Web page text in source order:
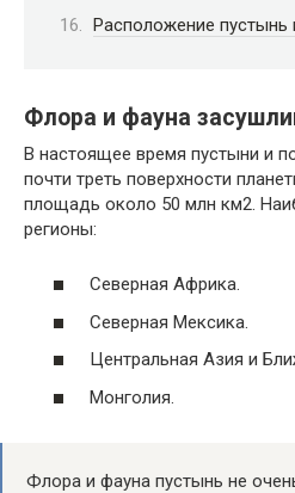
Расположение пустынь
Флора и фауна
В настоящее время пустыни и
почти треть поверхности
площадь около 50 млн км2.
регионы:
Северная Африка.
Северная Мексика.
Центральная Азия и
Монголия.
Флора и фауна пустынь не